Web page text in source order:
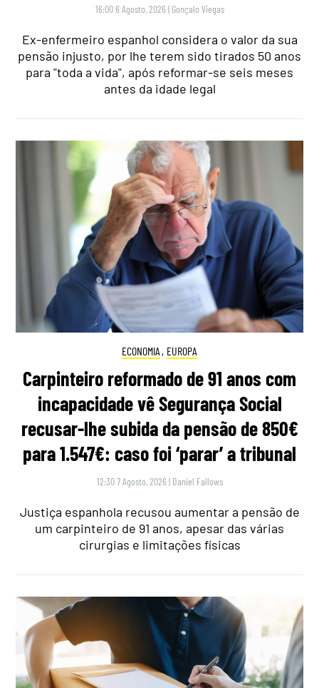
16:00 6 Agosto, 2026 | Gonçalo Viegas
Ex-enfermeiro espanhol considera o valor da sua
pensão injusto, por lhe terem sido tirados 50 anos
para "toda a vida", após reformar-se seis meses
antes da idade legal
ECONOMIA , EUROPA
Carpinteiro reformado de 91 anos com
incapacidade vê Segurança Social
recusar-lhe subida da pensão de 850€
para 1.547€: caso foi ‘parar’ a tribunal
12:30 7 Agosto, 2026 | Daniel Fallows
Justiça espanhola recusou aumentar a pensão de
um carpinteiro de 91 anos, apesar das várias
cirurgias e limitações físicas